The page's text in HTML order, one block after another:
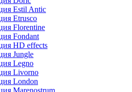
Estil Antic
Etrusco
Florentine
Fondant
HD effects
Jungle
Legno
Livorno
London
Marenostrum